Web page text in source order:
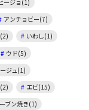
ージョ(1)
アンチョビー(7)
いわし(1)
ウド(5)
ジュ(1)
エビ(15)
ブン焼き(1)